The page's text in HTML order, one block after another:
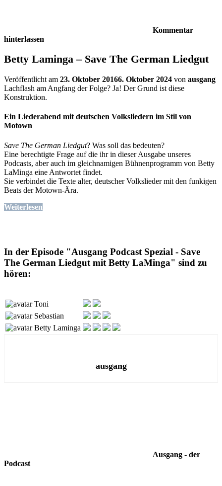
Kommentar
hinterlassen
Betty Laminga – Save The German Liedgut
Veröffentlicht am 23. Oktober 20166. Oktober 2024 von ausgang
Lachflash am Angfang der Folge? Ja! Der Grund ist diese
Konstruktion.
Ein Liederabend mit deutschen Volksliedern im Stil von
Motown
Save The German Liedgut? Was soll das bedeuten?
Eine berechtigte Frage auf die ihr in dieser Ausgabe unseres
Podcasts, aber auch im gleichnamigen Bühnenprogramm von Betty
LaMinga eine Antwortet findet.
Sie verbindet die Texte alter, deutscher Volkslieder mit den funkigen
Beats der Motown-Ära.
Weiterlesen
In der Episode "Ausgang Podcast Spezial - Save
The German Liedgut mit Betty LaMinga" sind zu
hören:
Toni
Sebastian
Betty Laminga
ausgang
Ausgang - der
Podcast